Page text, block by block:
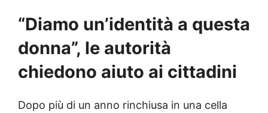
“Diamo un’identità a questa
donna”, le autorità
chiedono aiuto ai cittadini
Dopo più di un anno rinchiusa in una cella